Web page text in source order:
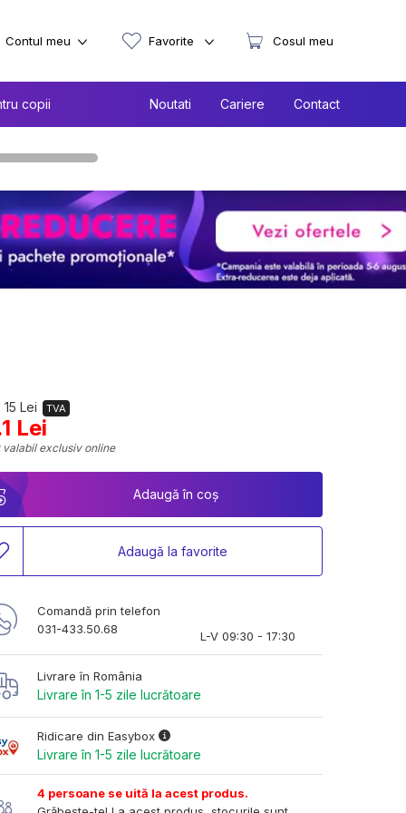
copii Noutati Cariere Contact
Contul meu Favorite Cosul meu
15 Lei TVA
Lei
valabil exclusiv online
Adaugă în coș
Adaugă la favorite
Comandă prin telefon
031-433.50.68
L-V 09:30 - 17:30
Livrare în România
Livrare în 1-5 zile lucrătoare
Ridicare din Easybox
Livrare în 1-5 zile lucrătoare
4 persoane se uită la acest produs.